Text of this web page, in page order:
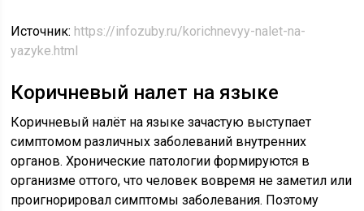
Источник: https://infozuby.ru/korichnevyy-nalet-na-
yazyke.html
Коричневый налет на языке
Коричневый налёт на языке зачастую выступает
симптомом различных заболеваний внутренних
органов. Хронические патологии формируются в
организме оттого, что человек вовремя не заметил или
проигнорировал симптомы заболевания. Поэтому